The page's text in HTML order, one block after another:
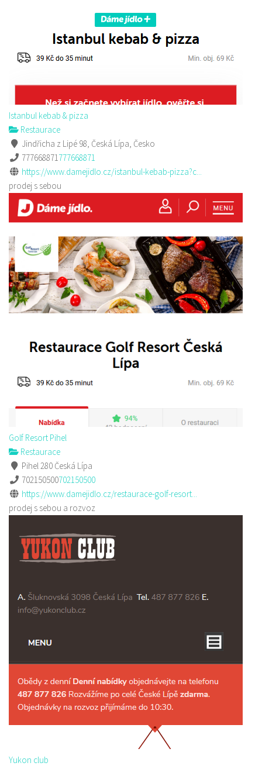
Istanbul kebab & pizza
Restaurace
Jindřicha z Lipé 98, Česká Lípa, Česko
777668871777668871
https://www.damejidlo.cz/istanbul-kebab-pizza?c...
prodej s sebou
Golf Resort Pihel
Restaurace
Pihel 280 Česká Lípa
702150500702150500
https://www.damejidlo.cz/restaurace-golf-resort...
prodej s sebou a rozvoz
Yukon club